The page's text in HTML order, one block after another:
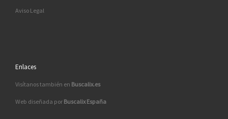
Aviso Legal
Enlaces
Visítanos también en Buscalix.es
Web diseñada por Buscalix España